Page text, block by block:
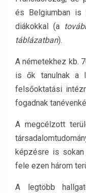
és Belgiumban is
diákokkal (a
táblázatban).
A németekhez kb.
is ők tanulnak a
felsőoktatási
fogadnak
A megcélzott
képzésre is sokan
fele ezen három
A legtöbb